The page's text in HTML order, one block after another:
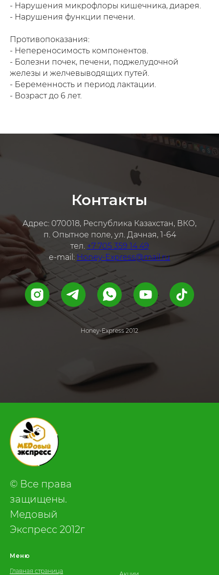
- Нарушения микрофлоры кишечника, диарея.
- Нарушения функции печени.
Противопоказания:
- Непереносимость компонентов.
- Болезни почек, печени, поджелудочной
железы и желчевыводящих путей.
- Беременность и период лактации.
- Возраст до 6 лет.
Контакты
Адрес: 070018, Республика Казахстан, ВКО,
п. Опытное поле, ул. Дачная, 1-64
тел. +7 705 359 14 49
e-mail: Honey-Express@mail.ru
Honey-Express 2012
© Все права
защищены.
Медовый
Экспресс 2012г
Меню
Главная страница